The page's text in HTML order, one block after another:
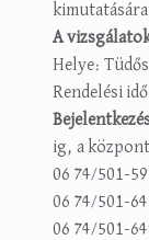
A
Helye:
Rendelési
ig, a
06 74/501-
06 74/501-
06 74/501-